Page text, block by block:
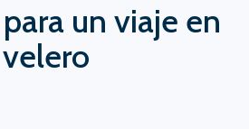
un viaje en
velero​